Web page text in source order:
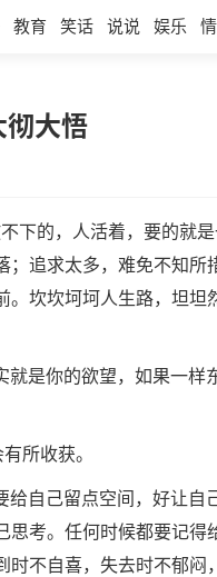
教育 笑话 说说 娱乐
彻大悟
下的，人活着，要的就
追求太多，难免不知所
。坎坎坷坷人生路，坦坦
是你的欲望，如果一样
所收获。
自己留点空间，好让自
思考。任何时候都要记得
时不自喜，失去时不郁闷